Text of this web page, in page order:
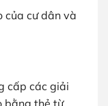
của cư dân và
cấp các giải